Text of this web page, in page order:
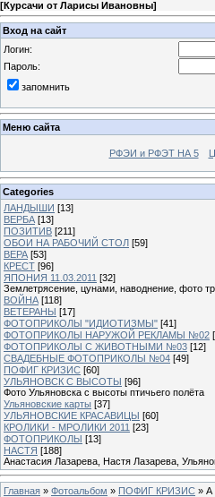
[Курсачи от Ларисы Ивановны]
Вход на сайт
Логин:
Пароль:
запомнить
Меню сайта
РФЭИ и РФЭТ НА 5
Categories
ЛАНДЫШИ [13]
ВЕРБА [13]
ПОЗИТИВ [211]
ОБОИ НА РАБОЧИЙ СТОЛ [59]
ВЕРА [53]
КРЕСТ [96]
ЯПОНИЯ 11.03.2011 [32]
Землетрясение, цунами, наводнение, фото
ВОЙНА [118]
ВЕТЕРАНЫ [17]
ФОТОПРИКОЛЫ "ИДИОТИЗМЫ" [41]
ФОТОПРИКОЛЫ НАРУЖОЙ РЕКЛАМЫ №02
ФОТОПРИКОЛЫ С ЖИВОТНЫМИ №03 [12]
СВАДЕБНЫЕ ФОТОПРИКОЛЫ №04 [49]
ПОФИГ КРИЗИС [60]
УЛЬЯНОВСК С ВЫСОТЫ [96]
Фото Ульяновска с высоты птичьего полёта
Ульяновские карты [37]
УЛЬЯНОВСКИЕ КРАСАВИЦЫ [60]
КРОЛИКИ - МРОЛИКИ 2011 [23]
ФОТОПРИКОЛЫ [13]
НАСТЯ [188]
Анастасия Лазарева, Настя Лазарева,
Главная » Фотоальбом » ПОФИГ КРИЗИС » А